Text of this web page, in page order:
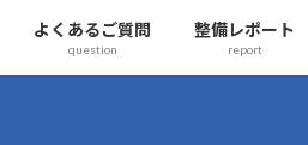
よくあるご質問
question
整備レポート
report